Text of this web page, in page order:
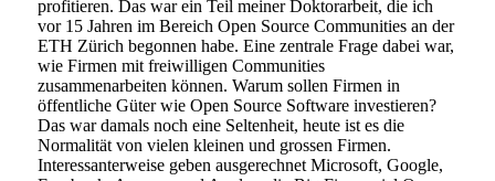
profitieren. Das war ein Teil meiner Doktorarbeit, die ich
vor 15 Jahren im Bereich Open Source Communities an der
ETH Zürich begonnen habe. Eine zentrale Frage dabei war,
wie Firmen mit freiwilligen Communities
zusammenarbeiten können. Warum sollen Firmen in
öffentliche Güter wie Open Source Software investieren?
Das war damals noch eine Seltenheit, heute ist es die
Normalität von vielen kleinen und grossen Firmen.
Interessanterweise geben ausgerechnet Microsoft, Google,